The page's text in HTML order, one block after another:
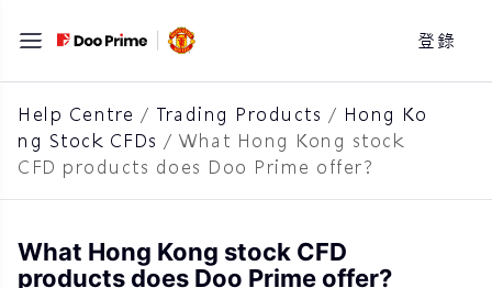
至
主
要
內
容
登錄
Help Centre / Trading Products / Hong Ko
ng Stock CFDs / What Hong Kong stock
CFD products does Doo Prime offer?
What Hong Kong stock CFD
products does Doo Prime offer?